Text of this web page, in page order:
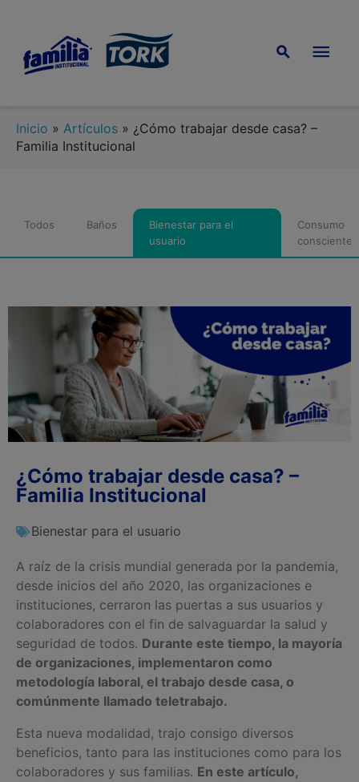
Inicio » Artículos » ¿Cómo trabajar desde casa? –
Familia Institucional
Todos Baños
Bienestar para el
usuario
Consumo
consciente
¿Cómo trabajar desde casa? –
Familia Institucional
Bienestar para el usuario
A raíz de la crisis mundial generada por la pandemia,
desde inicios del año 2020, las organizaciones e
instituciones, cerraron las puertas a sus usuarios y
colaboradores con el fin de salvaguardar la salud y
seguridad de todos. Durante este tiempo, la mayoría
de organizaciones, implementaron como
metodología laboral, el trabajo desde casa, o
comúnmente llamado teletrabajo.
Esta nueva modalidad, trajo consigo diversos
beneficios, tanto para las instituciones como para los
colaboradores y sus familias. En este artículo,